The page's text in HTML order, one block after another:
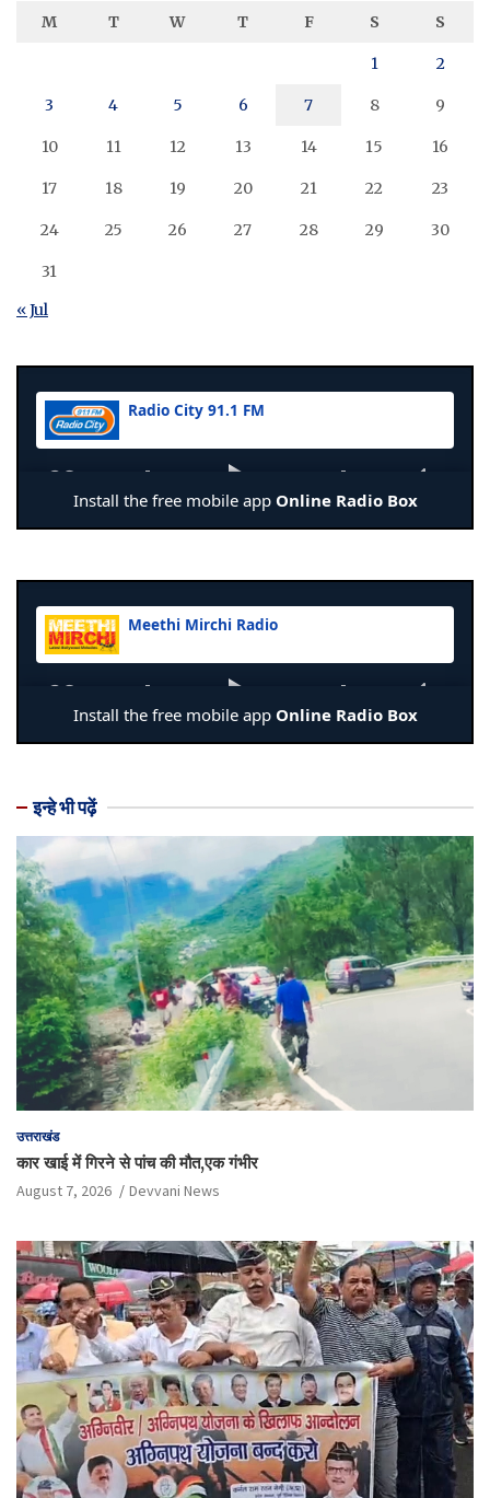
M T W T F S S
1 2
3 4 5 6 7 8 9
10 11 12 13 14 15 16
17 18 19 20 21 22 23
24 25 26 27 28 29 30
31
« Jul
इन्हे भी पढ़ें
उत्तराखंड
कार खाई में गिरने से पांच की मौत,एक गंभीर
August 7, 2026 Devvani News